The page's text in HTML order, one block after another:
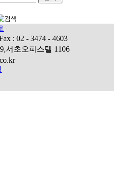
: 02 - 3474 - 4603
서초오피스텔 1106